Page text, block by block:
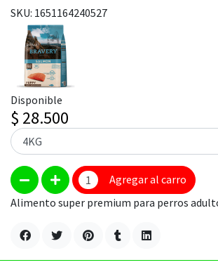
SKU: 1651164240527
Disponible
$ 28.500
Agregar al carro
Alimento super premium para perros